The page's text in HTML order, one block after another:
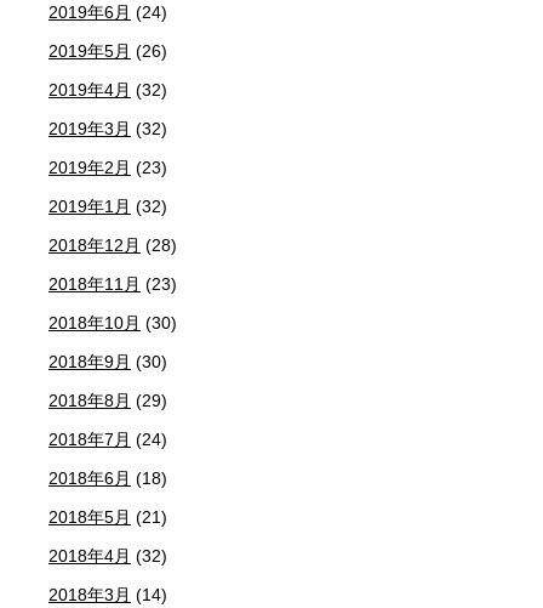
2019年6月 (24)
2019年5月 (26)
2019年4月 (32)
2019年3月 (32)
2019年2月 (23)
2019年1月 (32)
2018年12月 (28)
2018年11月 (23)
2018年10月 (30)
2018年9月 (30)
2018年8月 (29)
2018年7月 (24)
2018年6月 (18)
2018年5月 (21)
2018年4月 (32)
2018年3月 (14)